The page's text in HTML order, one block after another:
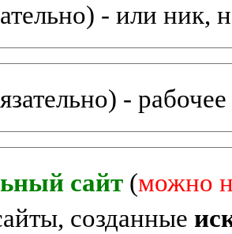
- или ник,
-
сайт (можно
созданные